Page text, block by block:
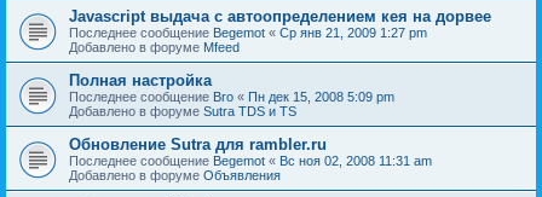
Javascript выдача с автоопределением кея на дорвее
Последнее сообщение Begemot « Ср янв 21, 2009 1:27 pm
Добавлено в форуме Mfeed
Полная настройка
Последнее сообщение Bro « Пн дек 15, 2008 5:09 pm
Добавлено в форуме Sutra TDS и TS
Обновление Sutra для rambler.ru
Последнее сообщение Begemot « Вс ноя 02, 2008 11:31 am
Добавлено в форуме Объявления